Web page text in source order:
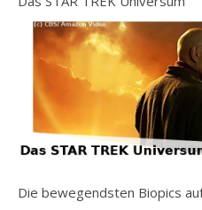
Die bewegendsten Biopics